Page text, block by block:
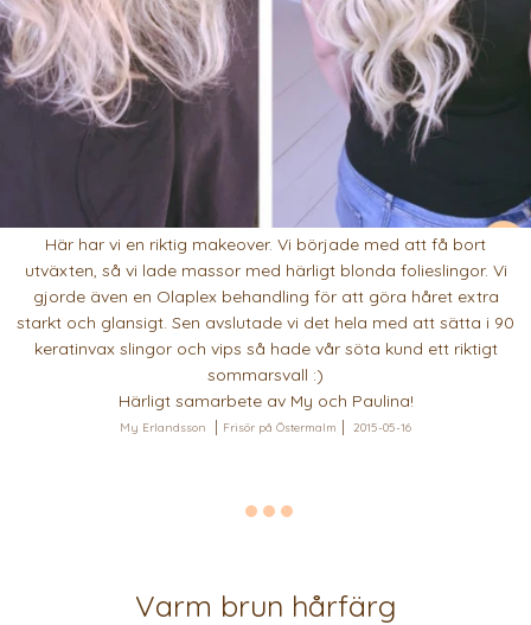
Här har vi en riktig makeover. Vi började med att få bort
utväxten, så vi lade massor med härligt blonda folieslingor. Vi
gjorde även en Olaplex behandling för att göra håret extra
starkt och glansigt. Sen avslutade vi det hela med att sätta i 90
keratinvax slingor och vips så hade vår söta kund ett riktigt
sommarsvall :)
Härligt samarbete av My och Paulina!
My Erlandsson Frisör på Östermalm 2015-05-16
Varm brun hårfärg